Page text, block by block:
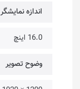
اندازه نمایشگر
16.0 اینچ
وضوح تصویر